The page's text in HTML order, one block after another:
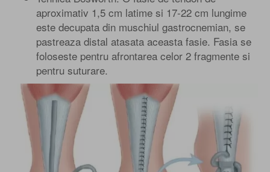
aproximativ 1,5 cm latime si 17-22 cm lungime
este decupata din muschiul gastrocnemian, se
pastreaza distal atasata aceasta fasie. Fasia se
foloseste pentru afrontarea celor 2 fragmente si
pentru suturare.